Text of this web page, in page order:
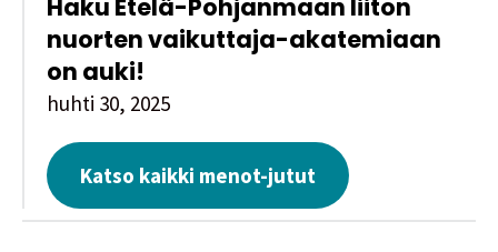
Haku Etelä-Pohjanmaan liiton
nuorten vaikuttaja-akatemiaan
on auki!
huhti 30, 2025
Katso kaikki menot-jutut